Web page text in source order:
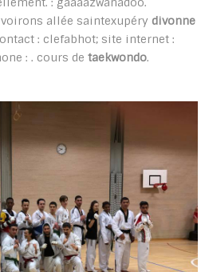
allée saintexupéry divonne
: clefabhot; site internet :
: . cours de taekwondo.